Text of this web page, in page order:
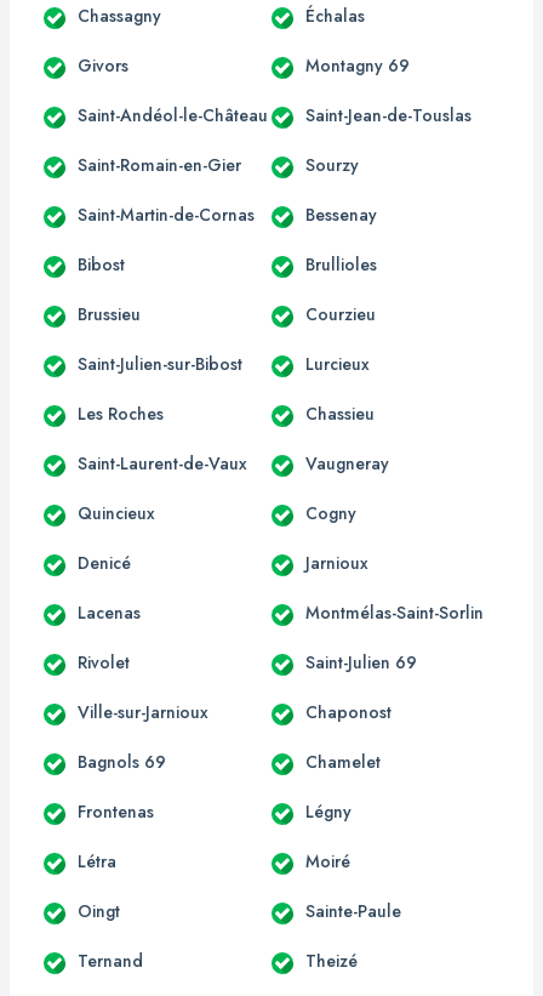
Chassagny Échalas
Givors Montagny 69
Saint-Andéol-le-Château Saint-Jean-de-Touslas
Saint-Romain-en-Gier Sourzy
Saint-Martin-de-Cornas Bessenay
Bibost Brullioles
Brussieu Courzieu
Saint-Julien-sur-Bibost Lurcieux
Les Roches Chassieu
Saint-Laurent-de-Vaux Vaugneray
Quincieux Cogny
Denicé Jarnioux
Lacenas Montmélas-Saint-Sorlin
Rivolet Saint-Julien 69
Ville-sur-Jarnioux Chaponost
Bagnols 69 Chamelet
Frontenas Légny
Létra Moiré
Oingt Sainte-Paule
Ternand Theizé